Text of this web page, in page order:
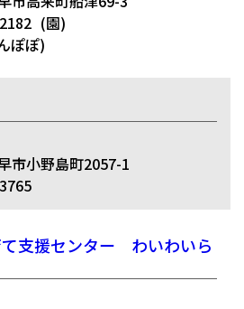
(園)
ぽぽ)
市小野島町2057-1
支援センター わいわいら